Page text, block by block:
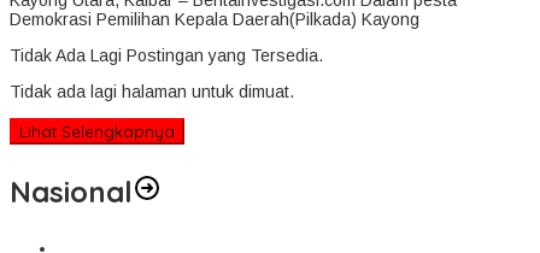
Demokrasi Pemilihan Kepala Daerah(Pilkada) Kayong
Tidak Ada Lagi Postingan yang Tersedia.
Tidak ada lagi halaman untuk dimuat.
Lihat Selengkapnya
Nasional